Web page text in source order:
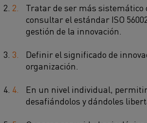
Tratar de ser más sistemático
consultar el estándar ISO
gestión de la innovación.
Definir el significado de
organización.
En un nivel individual,
desafiándolos y dándoles